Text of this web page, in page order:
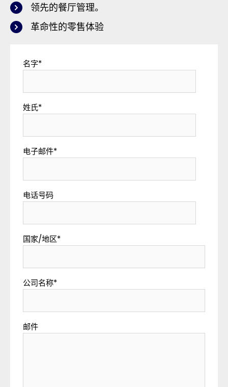
领先的餐厅管理。
革命性的零售体验
名字*
姓氏*
电子邮件*
电话号码
国家/地区*
公司名称*
邮件